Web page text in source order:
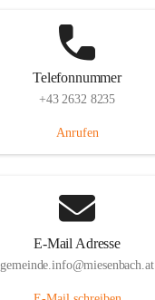
Telefonnummer
+43 2632 8235
Anrufen
E-Mail Adresse
gemeinde.info@miesenbach.at